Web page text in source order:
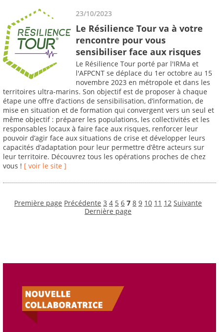
23/10/2023
Le Résilience Tour va à votre
rencontre pour vous
sensibiliser face aux risques
Le Résilience Tour porté par l'IRMa et
l'AFPCNT se déplace du 1er octobre au 15
novembre 2023 en métropole et dans les
territoires ultra-marins. Son objectif est de proposer à chaque
étape une offre d’actions de sensibilisation, d’information, de
mise en situation et de formation qui convergent vers un seul et
même objectif : préparer les populations, les collectivités et les
responsables locaux à faire face aux risques, renforcer leur
pouvoir d’agir face aux situations de crise et développer leurs
capacités d’adaptation pour leur permettre d’être acteurs sur
leur territoire. Découvrez tous les opérations proches de chez
vous ! [ voir le site ]
Première page Précédente 3 4 5 6 7 8 9 10 11 12 Suivante
Dernière page